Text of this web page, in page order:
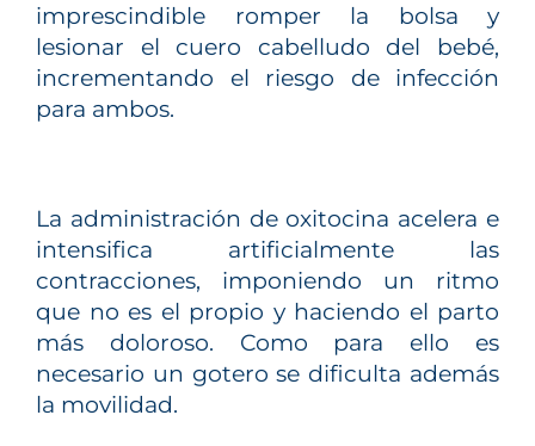
imprescindible romper la bolsa y
lesionar el cuero cabelludo del bebé,
incrementando el riesgo de infección
para ambos.
La administración de oxitocina acelera e
intensifica artificialmente las
contracciones, imponiendo un ritmo
que no es el propio y haciendo el parto
más doloroso. Como para ello es
necesario un gotero se dificulta además
la movilidad.